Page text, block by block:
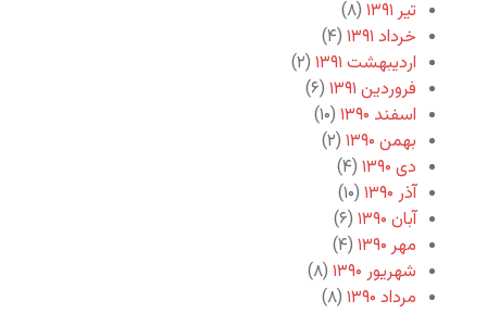
تیر ۱۳۹۱
(۸)
خرداد ۱۳۹۱
(۴)
اردیبهشت ۱۳۹۱
(۲)
فروردین ۱۳۹۱
(۶)
اسفند ۱۳۹۰
(۱۰)
بهمن ۱۳۹۰
(۲)
دی ۱۳۹۰
(۴)
آذر ۱۳۹۰
(۱۰)
آبان ۱۳۹۰
(۶)
مهر ۱۳۹۰
(۴)
شهریور ۱۳۹۰
(۸)
مرداد ۱۳۹۰
(۸)